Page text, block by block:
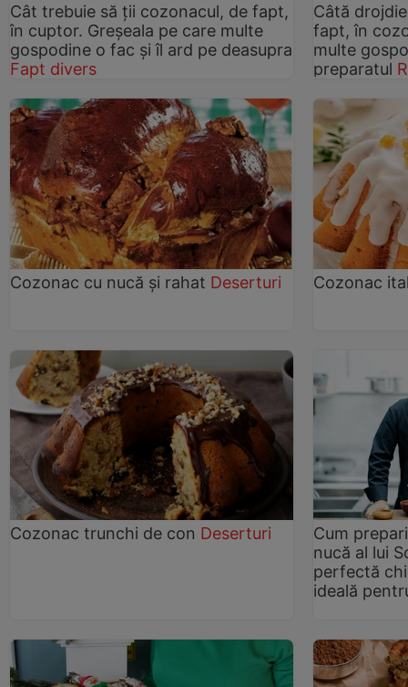
Cât trebuie să ții cozonacul, de fapt,
în cuptor. Greșeala pe care multe
gospodine o fac și îl ard pe deasupra
Fapt divers
Câtă
fapt, în
multe
preparatul
Cozonac cu nucă și rahat Deserturi Cozonac
Cozonac trunchi de con Deserturi
Cum
nucă al lui
perfectă
ideală